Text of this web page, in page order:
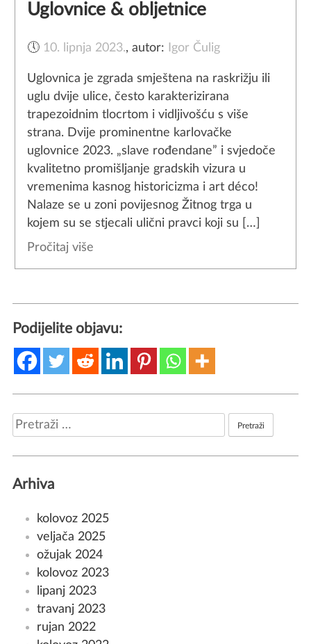
Uglovnice & obljetnice
🕔 10. lipnja 2023.,autor: Igor Čulig
Uglovnica je zgrada smještena na raskrižju ili
uglu dvije ulice, često karakterizirana
trapezoidnim tlocrtom i vidljivošću s više
strana. Dvije prominentne karlovačke
uglovnice 2023. „slave rođendane” i svjedoče
kvalitetno promišljanje gradskih vizura u
vremenima kasnog historicizma i art déco!
Nalaze se u zoni povijesnog Žitnog trga u
kojem su se stjecali ulični pravci koji su […]
Pročitaj više
Podijelite objavu:
Pretraži:
Arhiva
kolovoz 2025
veljača 2025
ožujak 2024
kolovoz 2023
lipanj 2023
travanj 2023
rujan 2022